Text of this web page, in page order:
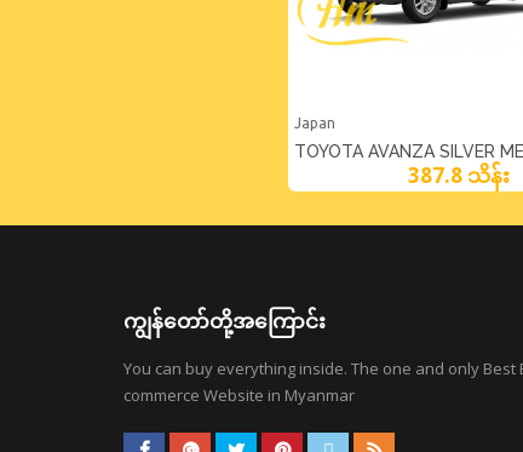
Japan
TOYOTA AVANZA SILVER
387.8 သိန်း
ကျွန်တော်တို့အကြောင်း
You can buy everything inside. The one and only Best
commerce Website in Myanmar